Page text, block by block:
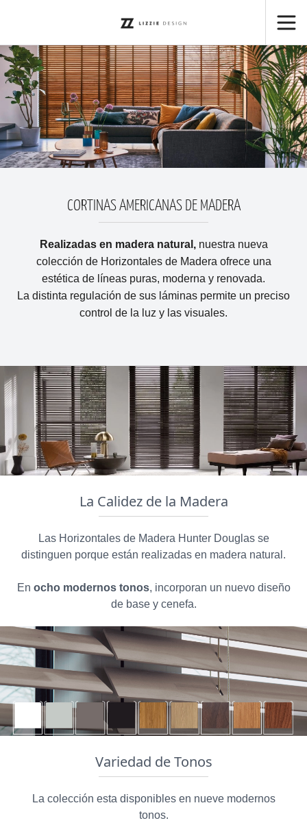
CORTINAS AMERICANAS DE MADERA
Realizadas en madera natural,nuestra nueva
colección de Horizontales de Madera ofrece una
estética de líneas puras, moderna y renovada.
La distinta regulación de sus láminas permite un preciso
control de la luz y las visuales.
La Calidez de la Madera
Las Horizontales de Madera Hunter Douglas se
distinguen porque están realizadas en madera natural.
En ocho modernos tonos, incorporan un nuevo diseño
de base y cenefa.
Variedad de Tonos
La colección esta disponibles en nueve modernos
tonos.